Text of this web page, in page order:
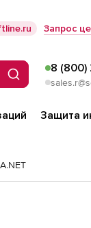
Запрос
Поиск
8
Защита